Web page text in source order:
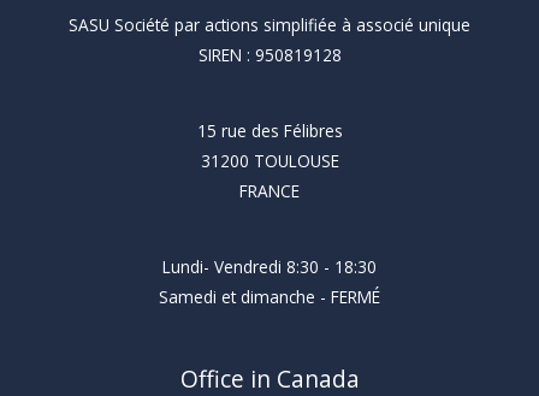
SASU Société par actions simplifiée à associé unique
SIREN : 950819128
15 rue des Félibres
31200 TOULOUSE
FRANCE
Lundi- Vendredi 8:30 - 18:30
Samedi et dimanche - FERMÉ
Office in Canada